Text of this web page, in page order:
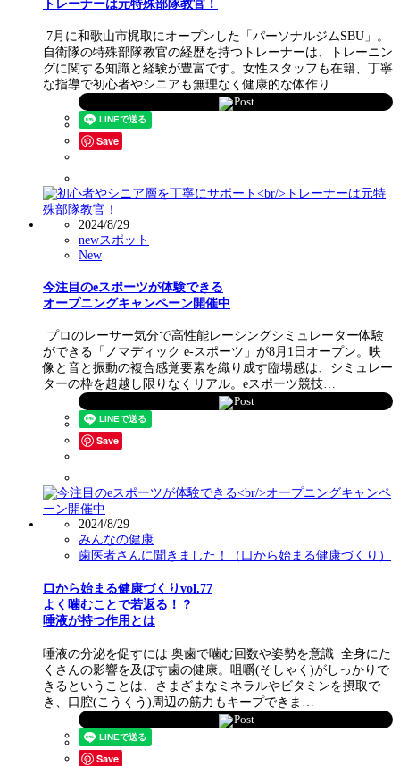
トレーナーは元特殊部隊教官！
7月に和歌山市梶取にオープンした「パーソナルジムSBU」。
自衛隊の特殊部隊教官の経歴を持つトレーナーは、トレーニン
グに関する知識と経験が豊富です。女性スタッフも在籍、丁寧
な指導で初心者やシニアも無理なく健康的な体作り…
Post
Save
2024/8/29
newスポット
New
今注目のeスポーツが体験できる
オープニングキャンペーン開催中
プロのレーサー気分で高性能レーシングシミュレーター体験
ができる「ノマディック e-スポーツ」が8月1日オープン。映
像と音と振動の複合感覚要素を織り成す臨場感は、シミュレー
ターの枠を超越し限りなくリアル。eスポーツ競技…
Post
Save
2024/8/29
みんなの健康
歯医者さんに聞きました！（口から始まる健康づくり）
口から始まる健康づくりvol.77
よく噛むことで若返る！？
唾液が持つ作用とは
唾液の分泌を促すには 奥歯で噛む回数や姿勢を意識 全身にた
くさんの影響を及ぼす歯の健康。咀嚼(そしゃく)がしっかりで
きるということは、さまざまなミネラルやビタミンを摂取で
き、口腔(こうくう)周辺の筋力もキープできま…
Post
Save